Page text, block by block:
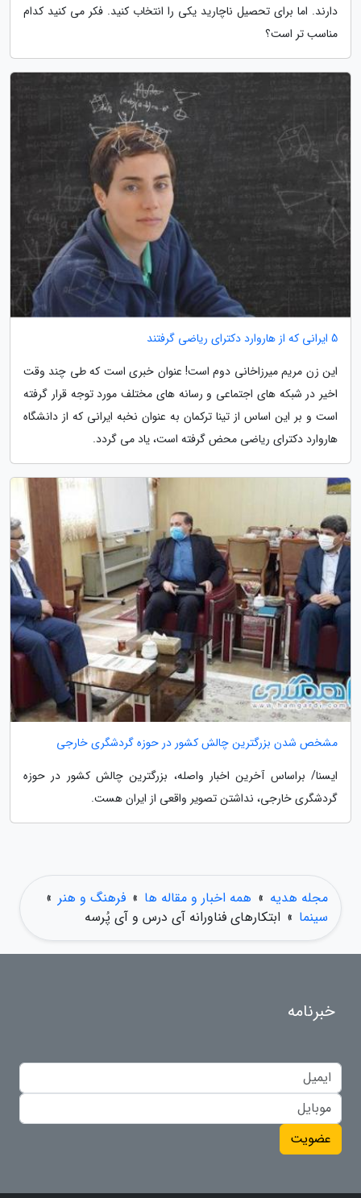
دارند. اما برای تحصیل ناچارید یکی را انتخاب کنید. فکر می کنید کدام
مناسب تر است؟
5 ایرانی که از هاروارد دکترای ریاضی گرفتند
این زن مریم میرزاخانی دوم است! عنوان خبری است که طی چند وقت
اخیر در شبکه های اجتماعی و رسانه های مختلف مورد توجه قرار گرفته
است و بر این اساس از تینا ترکمان به عنوان نخبه ایرانی که از دانشگاه
هاروارد دکترای ریاضی محض گرفته است، یاد می گردد.
مشخص شدن بزرگترین چالش کشور در حوزه گردشگری خارجی
ایسنا/ براساس آخرین اخبار واصله، بزرگترین چالش کشور در حوزه
گردشگری خارجی، نداشتن تصویر واقعی از ایران هست.
مجله هدیه » همه اخبار و مقاله ها » فرهنگ و هنر »
سینما » ابتکارهای فناورانه آی درس و آی پُرسه
خبرنامه
عضویت